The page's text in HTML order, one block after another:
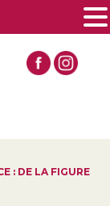
: DE LA FIGURE